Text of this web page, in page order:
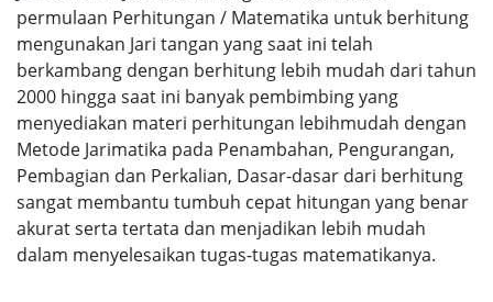
permulaan Perhitungan / Matematika untuk berhitung
mengunakan Jari tangan yang saat ini telah
berkambang dengan berhitung lebih mudah dari tahun
2000 hingga saat ini banyak pembimbing yang
menyediakan materi perhitungan lebihmudah dengan
Metode Jarimatika pada Penambahan, Pengurangan,
Pembagian dan Perkalian, Dasar-dasar dari berhitung
sangat membantu tumbuh cepat hitungan yang benar
akurat serta tertata dan menjadikan lebih mudah
dalam menyelesaikan tugas-tugas matematikanya.